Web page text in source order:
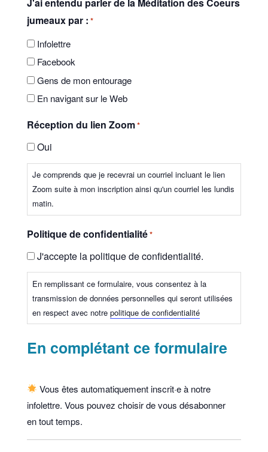
jumeaux par : *
Infolettre
Facebook
Gens de mon entourage
En navigant sur le Web
Réception du lien Zoom*
Oui
Je comprends que je recevrai un courriel incluant le lien
Zoom suite à mon inscription ainsi qu'un courriel les lundis
matin.
Politique de confidentialité*
J'accepte la politique de confidentialité.
En remplissant ce formulaire, vous consentez à la
transmission de données personnelles qui seront utilisées
en respect avec notre politique de confidentialité
En complétant ce formulaire
Vous êtes automatiquement inscrit·e à notre
infolettre. Vous pouvez choisir de vous désabonner
en tout temps.